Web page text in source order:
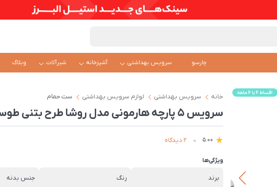
چارسو سرویس بهداشتی آشپزخانه شیرآلات وبلاگ
خانه سرویس بهداشتی لوازم سرویس بهداشتی ست حمام
سرویس 5 پارچه هارمونی مدل روشا طرح بتنی طوسی کروم
5.00 2 دیدگاه
ویژگی‌ها
برند
رنگ
جنس بدنه